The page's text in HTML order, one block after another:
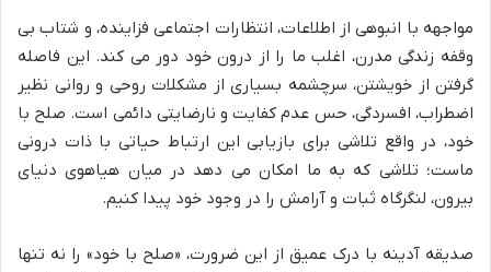
مواجهه با انبوهی از اطلاعات، انتظارات اجتماعی فزاینده، و شتاب بی
وقفه زندگی مدرن، اغلب ما را از درون خود دور می کند. این فاصله
گرفتن از خویشتن، سرچشمه بسیاری از مشکلات روحی و روانی نظیر
اضطراب، افسردگی، حس عدم کفایت و نارضایتی دائمی است. صلح با
خود، در واقع تلاشی برای بازیابی این ارتباط حیاتی با ذات درونی
ماست؛ تلاشی که به ما امکان می دهد در میان هیاهوی دنیای
بیرون، لنگرگاه ثبات و آرامش را در وجود خود پیدا کنیم.
صدیقه آدینه با درک عمیق از این ضرورت، «صلح با خود» را نه تنها